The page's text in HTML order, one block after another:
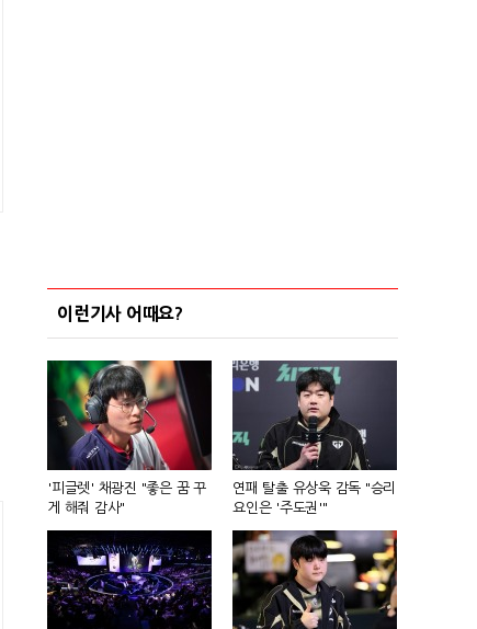
이런기사 어때요?
'피글렛' 채광진 "좋은 꿈 꾸
게 해줘 감사"
연패 탈출 유상욱 감독 "승리
요인은 '주도권'"